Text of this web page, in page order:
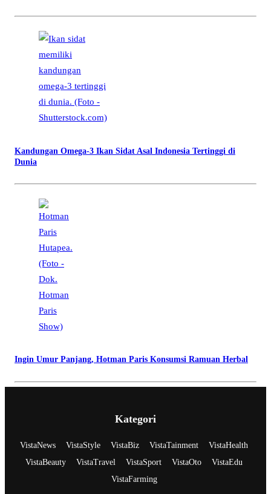
Kandungan Omega-3 Ikan Sidat Asal Indonesia Tertinggi di
Dunia
Ingin Umur Panjang, Hotman Paris Konsumsi Ramuan Herbal
Kategori
VistaNews VistaStyle VistaBiz VistaTainment
VistaHealth
VistaBeauty
VistaTravel VistaSport VistaOto
VistaEdu
VistaFarming